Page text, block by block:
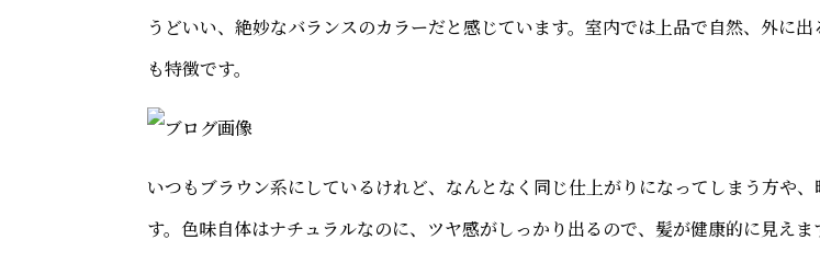
うどいい、絶妙なバランスのカラーだと感じています。室内では上品で自然、外に
も特徴です。
いつもブラウン系にしているけれど、なんとなく同じ仕上がりになってしまう方や
す。色味自体はナチュラルなのに、ツヤ感がしっかり出るので、髪が健康的に見えま